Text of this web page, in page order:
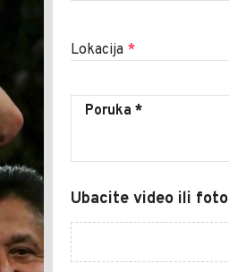
Lokacija *
Ubacite video ili foto